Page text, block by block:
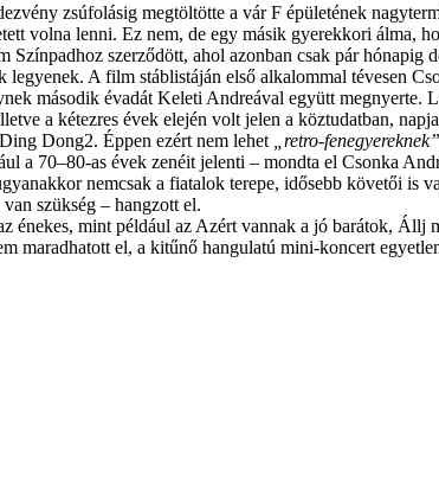
zsúfolásig megtöltötte a vár F épületének
volna lenni. Ez nem, de egy másik gyerekkori álma,
szerződött, ahol azonban csak pár hónapig
A film stáblistáján első alkalommal tévesen
második évadát Keleti Andreával együtt
a kétezres évek elején volt jelen a köztudatban,
Dong2. Éppen ezért nem lehet „retro-fenegyereknek”
a 70–80-as évek zenéit jelenti – mondta el Csonka
nemcsak a fiatalok terepe, idősebb követői is
szükség – hangzott el.
énekes, mint például az Azért vannak a jó barátok, Állj
maradhatott el, a kitűnő hangulatú mini-koncert